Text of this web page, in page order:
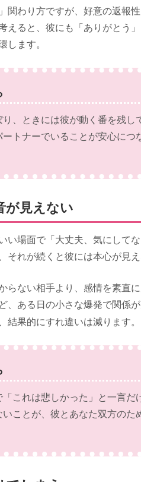
関わり方ですが、好意の返報
えると、彼にも「ありがとう
します。
、ときには彼が動く番を残し
トナーでいることが安心につ
見えない
い場面で「大丈夫、気にして
れが続くと彼には本心が見え
らない相手より、感情を素直
、ある日の小さな爆発で関係
結果的にすれ違いは減ります。
これは悲しかった」と一言だ
ことが、彼とあなた双方のた